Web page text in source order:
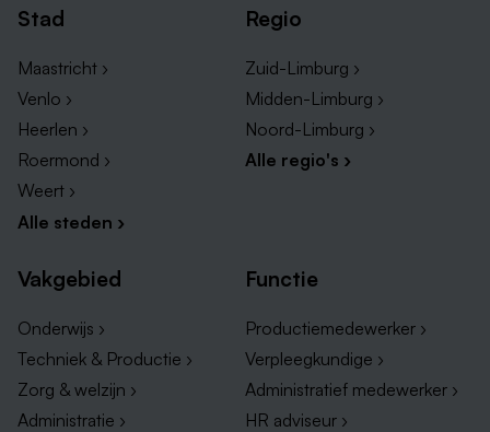
#teambilfinger Your performance is our business
Stad
Maastricht ›
Venlo ›
Heerlen ›
Roermond ›
Weert ›
Alle steden ›
Regio
Zuid-Limburg ›
Midden-Limburg ›
Noord-Limburg ›
Alle regio's ›
Vakgebied
Onderwijs ›
Techniek & Productie ›
Zorg & welzijn ›
Administratie ›
Functie
Productiemedewerker ›
Verpleegkundige ›
Administratief medewerker ›
HR adviseur ›